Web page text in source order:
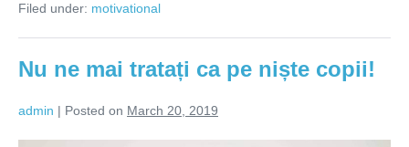
te!
Filed under: motivational
Nu ne mai tratați ca pe niște copii!
admin | Posted on March 20, 2019